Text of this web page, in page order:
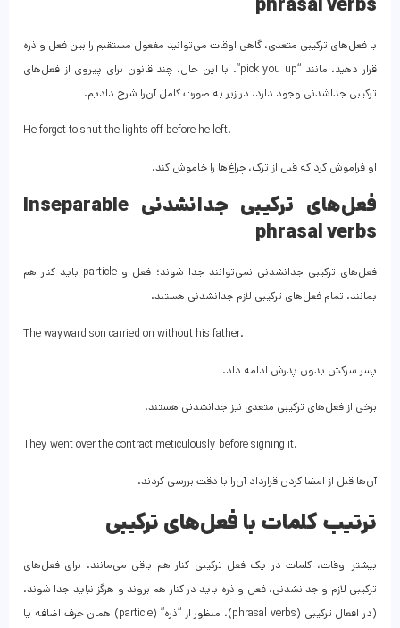
با فعل‌های ترکیبی متعدی، گاهی اوقات می‌توانید مفعول مستقیم را بین فعل و ذره
قرار دهید، مانند “pick you up”. با این حال، چند قانون برای پیروی از فعل‌های
ترکیبی جداشدنی وجود دارد، در زیر به صورت کامل آن‌را شرح دادیم.
He forgot to shut the lights off before he left.
او فراموش کرد که قبل از ترک، چراغ‌ها را خاموش کند.
فعل‌های ترکیبی جدانشدنی Inseparable
phrasal verbs
فعل‌های ترکیبی جدانشدنی نمی‌توانند جدا شوند؛ فعل و particle باید کنار هم
بمانند. تمام فعل‌های ترکیبی لازم جدانشدنی هستند.
The wayward son carried on without his father.
پسر سرکش بدون پدرش ادامه داد.
برخی از فعل‌های ترکیبی متعدی نیز جدانشدنی هستند.
They went over the contract meticulously before signing it.
آن‌ها قبل از امضا کردن قرارداد آن‌را با دقت بررسی کردند.
ترتیب کلمات با فعل‌های ترکیبی
بیشتر اوقات، کلمات در یک فعل ترکیبی کنار هم باقی می‌مانند. برای فعل‌های
ترکیبی لازم و جدانشدنی، فعل و ذره باید در کنار هم بروند و هرگز نباید جدا شوند.
(در افعال ترکیبی (phrasal verbs)، منظور از “ذره” (particle) همان حرف اضافه یا